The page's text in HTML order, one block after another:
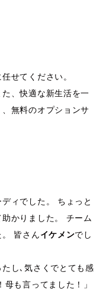
せてください。
、快適な新生活を一
無料のオプションサ
ィでした。 ちょっと
かりました。 チーム
皆さんイケメンでし
し､気さくでとても感
母も言ってました！」